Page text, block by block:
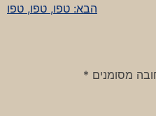
הבא: טפו, טפו, טפו
מסומנים *